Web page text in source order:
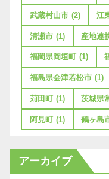
武蔵村山市 (2) 江
清瀬市 (1) 産地連
福岡県岡垣町 (1)
福島県会津若松市 (1)
苅田町 (1) 茨城県
阿見町 (1) 鶴ヶ島
アーカイブ